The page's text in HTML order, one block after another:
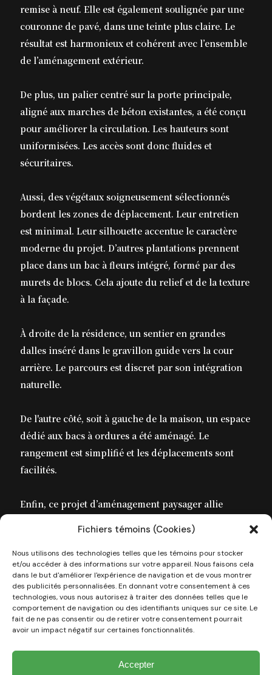
Fichiers témoins (Cookies)
Nous utilisons des technologies telles que les témoins pour stocker
et/ou accéder à des informations sur votre appareil. Nous faisons cela
dans le but d'améliorer l'expérience de navigation et de vous montrer
des publicités personnalisées. En donnant votre consentement à ces
technologies, vous nous autorisez à traiter des données telles que le
comportement de navigation ou des identifiants uniques sur ce site. Le
fait de ne pas consentir ou de retirer votre consentement pourrait
avoir un impact négatif sur certaines fonctionnalités.
Accepter
remise à neuf. Elle est également soulignée par une
couronne de pavé, dans une teinte plus claire. Le
résultat est harmonieux et cohérent avec l’ensemble
de l’aménagement extérieur.
De plus, un palier centré sur la porte principale,
aligné aux marches de béton existantes, a été conçu
pour améliorer la circulation. Les hauteurs sont
uniformisées. Les accès sont donc fluides et
sécuritaires.
Aussi, des végétaux soigneusement sélectionnés
bordent les zones de déplacement. Leur entretien
est minimal. Leur silhouette accentue le caractère
moderne du projet. D’autres plantations prennent
place dans un bac à fleurs intégré, formé par des
murets de blocs. Cela ajoute du relief et de la texture
à la façade.
À droite de la résidence, un sentier en grandes
dalles inséré dans le gravillon guide vers la cour
arrière. Le parcours est discret par son intégration
naturelle.
De l'autre côté, soit à gauche de la maison, un espace
dédié aux bacs à ordures a été aménagé. Le
rangement est simplifié et les déplacements sont
facilités.
Enfin, ce projet d’aménagement paysager allie
repensée pour valoriser la propriété et améliorer le
quotidien des propriétaires.